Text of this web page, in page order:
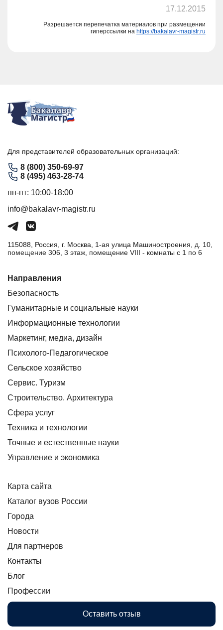
17.12.2015
Разрешается перепечатка материалов при размещении
гиперссылки на https://bakalavr-magistr.ru
Для представителей образовательных организаций:
8 (800) 350-69-97
8 (495) 463-28-74
пн-пт: 10:00-18:00
info@bakalavr-magistr.ru
115088, Россия, г. Москва, 1-ая улица Машиностроения, д. 10,
помещение 306, 3 этаж, помещение VIII - комнаты с 1 по 6
Направления
Безопасность
Гуманитарные и социальные науки
Информационные технологии
Маркетинг, медиа, дизайн
Психолого-Педагогическое
Сельское хозяйство
Сервис. Туризм
Строительство. Архитектура
Сфера услуг
Техника и технологии
Точные и естественные науки
Управление и экономика
Карта сайта
Каталог вузов России
Города
Новости
Для партнеров
Контакты
Блог
Профессии
Оставить отзыв